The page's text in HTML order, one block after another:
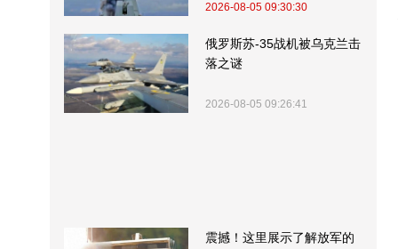
2026-08-05 09:30:30
俄罗斯苏-35战机被乌克兰击
落之谜
2026-08-05 09:26:41
震撼！这里展示了解放军的